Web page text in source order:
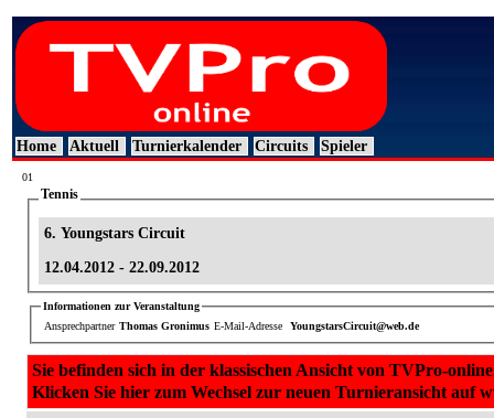
Home Aktuell Turnierkalender Circuits Spieler
01
Tennis
6. Youngstars Circuit
12.04.2012 - 22.09.2012
Informationen zur Veranstaltung
Ansprechpartner Thomas Gronimus E-Mail-Adresse YoungstarsCircuit@web.de
Sie befinden sich in der klassischen Ansicht von TVPro-
Klicken Sie hier zum Wechsel zur neuen Turnieransicht auf